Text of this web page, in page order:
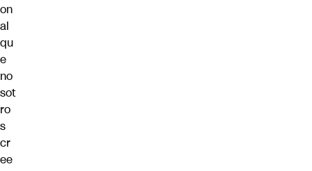
on
al
qu
e
no
sot
ro
s
cr
ee